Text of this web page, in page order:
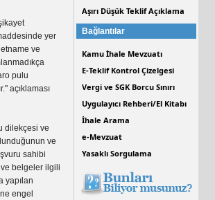
yer
ve
pulu
açıklaması
dilekçesi ve
ve
sahibi
belgeler ilgili
yapılan
engel
Aşırı Düşük Teklif Açıklama
Bağlantılar
Kamu İhale Mevzuatı
E-Teklif Kontrol Çizelgesi
Vergi ve SGK Borcu Sınırı
Uygulayıcı Rehberi/El Kitabı
İhale Arama
e-Mevzuat
Yasaklı Sorgulama